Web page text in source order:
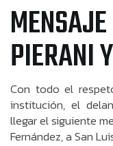
PIERANI
Con todo el
institución, el
llegar el siguiente
Fernández, a San